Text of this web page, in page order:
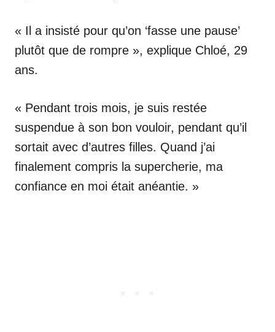
« Il a insisté pour qu’on ‘fasse une pause’
plutôt que de rompre », explique Chloé, 29
ans.
« Pendant trois mois, je suis restée
suspendue à son bon vouloir, pendant qu’il
sortait avec d’autres filles. Quand j’ai
finalement compris la supercherie, ma
confiance en moi était anéantie. »